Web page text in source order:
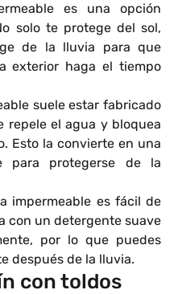
es una opción
solo te protege del sol,
de la lluvia para que
exterior haga el tiempo
suele estar fabricado
repele el agua y bloquea
Esto la convierte en una
para protegerse de la
impermeable es fácil de
con un detergente suave
por lo que puedes
después de la lluvia.
con toldos